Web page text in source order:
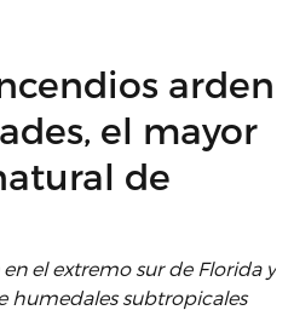
arden
el mayor
de
el extremo sur de Florida y
humedales subtropicales